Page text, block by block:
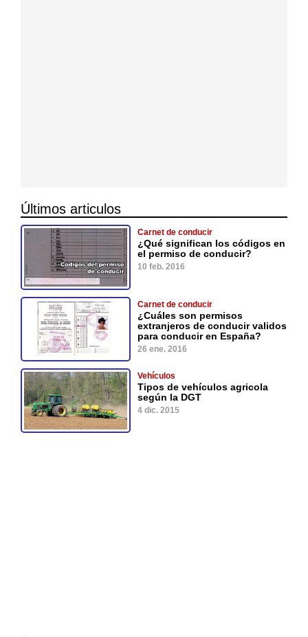
Últimos articulos
Carnet de conducir
¿Qué significan los códigos en
el permiso de conducir?
10 feb. 2016
Carnet de conducir
¿Cuáles son permisos
extranjeros de conducir validos
para conducir en España?
26 ene. 2016
Vehículos
Tipos de vehículos agricola
según la DGT
4 dic. 2015